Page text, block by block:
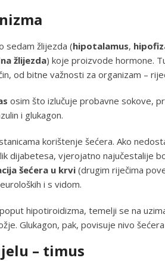
sedam žlijezda (hipotalamus,
žlijezda) koje proizvode hormone.
od bitne važnosti za organizam –
osim što izlučuje probavne sokove,
i glukagon.
korištenje šećera. Ako
dijabetesa, vjerojatno najučestalije
šećera u krvi (drugim riječima
i s vidom.
hipotiroidizma, temelji se na
Glukagon, pak, povisuje nivo
– timus